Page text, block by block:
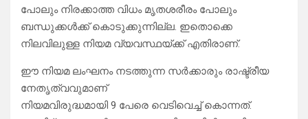
പോലും നിരക്കാത്ത വിധം മൃതശരീരം പോലും
ബന്ധുക്കൾക്ക് കൊടുക്കുന്നില്ല. ഇതൊക്കെ
നിലവിലുള്ള നിയമ വ്യവസ്ഥയ്ക്ക് എതിരാണ്.
ഈ നിയമ ലംഘനം നടത്തുന്ന സർക്കാരും രാഷ്ട്രീയ
നേതൃത്വവുമാണ്
നിയമവിരുദ്ധമായി 9 പേരെ വെടിവെച്ച് കൊന്നത്.